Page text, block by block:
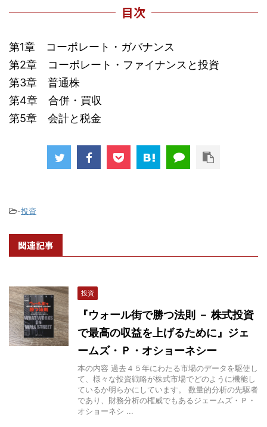
目次
第1章 コーポレート・ガバナンス
第2章 コーポレート・ファイナンスと投資
第3章 普通株
第4章 合併・買収
第5章 会計と税金
-投資
関連記事
投資
『ウォール街で勝つ法則 － 株式投資
で最高の収益を上げるために』ジェ
ームズ・Ｐ・オショーネシー
本の内容 過去４５年にわたる市場のデータを駆使し
て、様々な投資戦略が株式市場でどのように機能し
ているか明らかにしています。 数量的分析の先駆者
であり、財務分析の権威でもあるジェームズ・Ｐ・
オショーネシ ...